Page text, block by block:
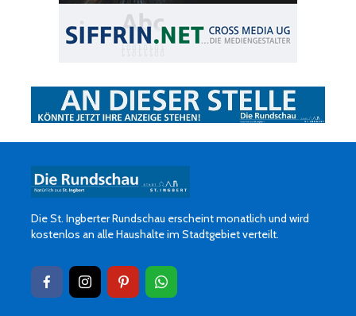
Die St. Ingberter Rundschau erscheint monatlich und wird
kostenlos an alle Haushalte im Stadtgebiet verteilt.